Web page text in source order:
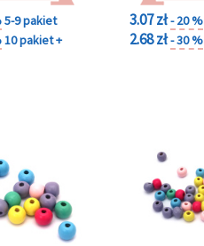
5-9 pakiet
10 pakiet +
3.07 zł- 20 %
2.68 zł- 30 %